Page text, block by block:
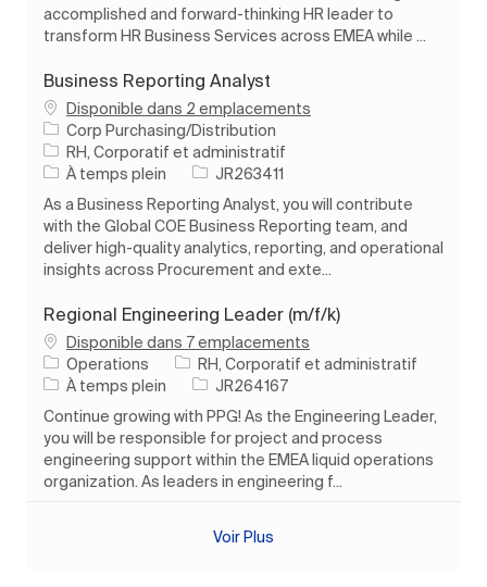
accomplished and forward-thinking HR leader to
transform HR Business Services across EMEA while ...
Business Reporting Analyst
Disponible dans 2 emplacements
Corp Purchasing/Distribution
Catégorie
RH, Corporatif et administratif
Type d’emploi
À temps plein ID de l’emploi
JR263411
As a Business Reporting Analyst, you will contribute
with the Global COE Business Reporting team, and
deliver high-quality analytics, reporting, and operational
insights across Procurement and exte...
Regional Engineering Leader (m/f/k)
Disponible dans 7 emplacements
Operations
Catégorie
RH, Corporatif et administratif
Type d’emploi
À temps plein ID de l’emploi
JR264167
Continue growing with PPG! As the Engineering Leader,
you will be responsible for project and process
engineering support within the EMEA liquid operations
organization. As leaders in engineering f...
Voir Plus